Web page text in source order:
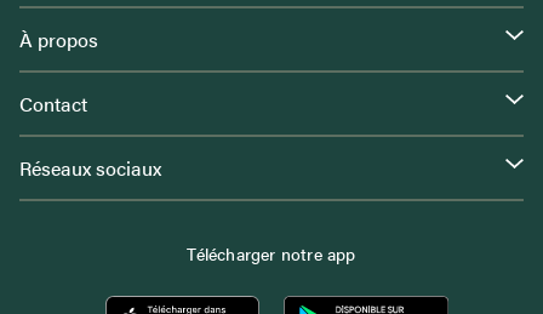
À propos
Contact
Réseaux sociaux
Télécharger notre app